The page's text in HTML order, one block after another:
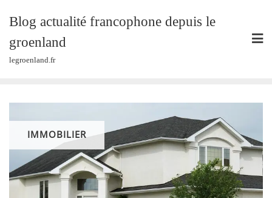
content
Blog actualité francophone depuis le
groenland
legroenland.fr
IMMOBILIER